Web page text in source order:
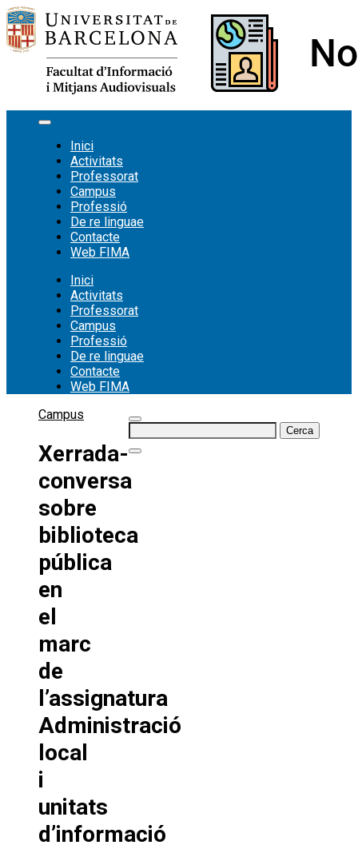
Vés
al
contingut
Inici
Activitats
Professorat
Campus
Professió
De re linguae
Contacte
Web FIMA
Inici
Activitats
Professorat
Campus
Professió
De re linguae
Contacte
Web FIMA
Cerca:
Campus
Xerrada-
conversa
sobre
biblioteca
pública
en
el
marc
de
l’assignatura
Administració
local
i
unitats
d’informació